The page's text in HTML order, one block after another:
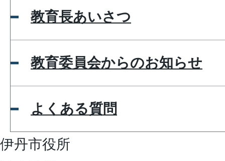
教育長あいさつ
教育委員会からのお知らせ
よくある質問
伊丹市役所